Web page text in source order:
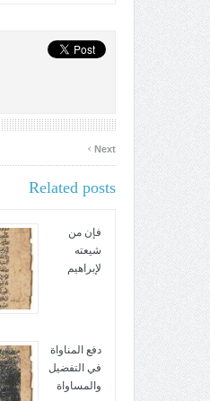
Next
›
Related posts
فإن من
شيعته
لإبراهيم
دفع المناواة
في التفضيل
والمساواة